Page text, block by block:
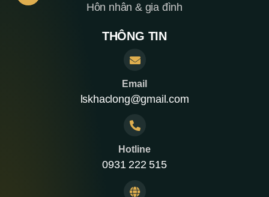
Hôn nhân & gia đình
THÔNG TIN
Email
lskhaclong@gmail.com
Hotline
0931 222 515